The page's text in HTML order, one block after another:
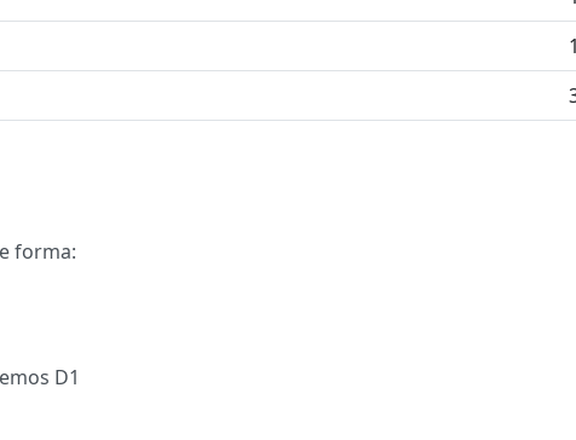
forma:
D1